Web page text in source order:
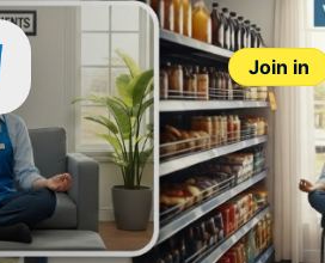
Join in